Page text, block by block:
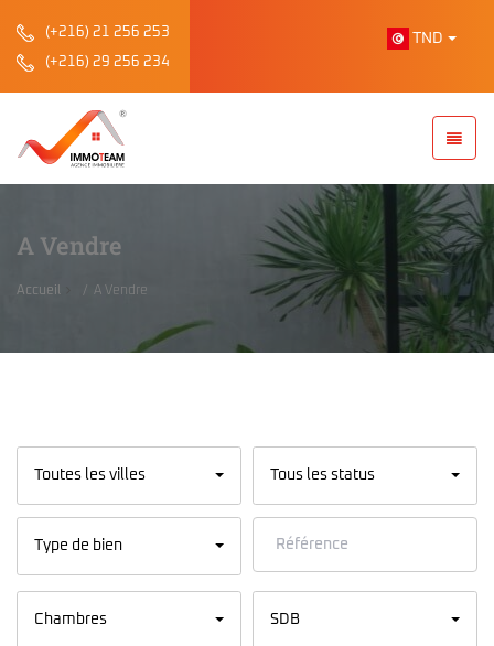
(+216) 21 256 253
(+216) 29 256 234
TND
A Vendre
Accueil A Vendre
Toutes les villes Tous les status
Type de bien
Chambres SDB